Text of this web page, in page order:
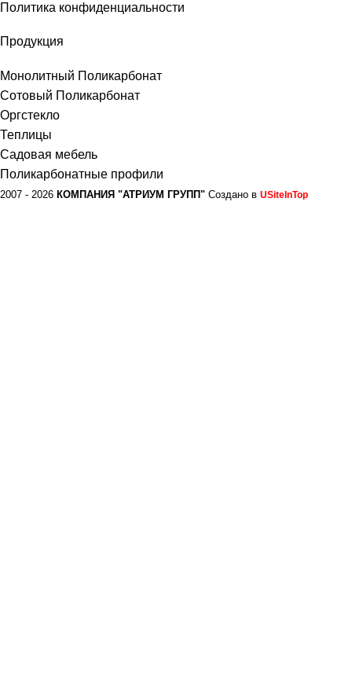
Политика конфиденциальности
Продукция
Монолитный Поликарбонат
Сотовый Поликарбонат
Оргстекло
Теплицы
Садовая мебель
Поликарбонатные профили
2007 - 2026 КОМПАНИЯ "АТРИУМ ГРУПП" Создано в USiteInTop